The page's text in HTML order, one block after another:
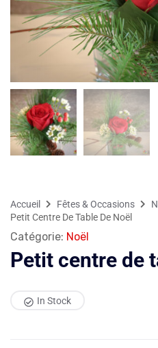
Accueil Fêtes & Occasions
Petit Centre De Table De Noël
Catégorie: Noël
Petit centre de
In Stock